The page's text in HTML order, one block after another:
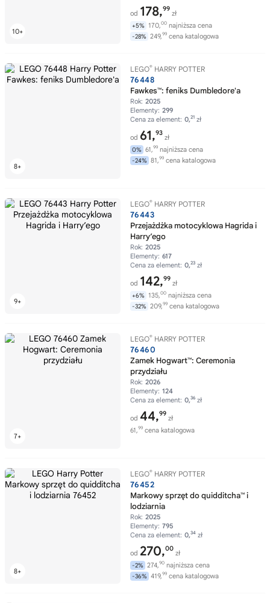
od 178,99
zł
+5% 170,00 najniższa cena
-28% 249,99 cena katalogowa
LEGO® HARRY POTTER
76448
Fawkes™: feniks Dumbledore'a
Rok: 2025
Elementy: 299
Cena za element: 0,21 zł
od 61,93
zł
0% 61,99 najniższa cena
-24% 81,99 cena katalogowa
LEGO® HARRY POTTER
76443
Przejażdżka motocyklowa Hagrida i
Harry’ego
Rok: 2025
Elementy: 617
Cena za element: 0,23 zł
od 142,99
zł
+6% 135,00 najniższa cena
-32% 209,99 cena katalogowa
LEGO® HARRY POTTER
76460
Zamek Hogwart™: Ceremonia
przydziału
Rok: 2026
Elementy: 124
Cena za element: 0,36 zł
od 44,99
zł
61,99 cena katalogowa
LEGO® HARRY POTTER
76452
Markowy sprzęt do quidditcha™ i
lodziarnia
Rok: 2025
Elementy: 795
Cena za element: 0,34 zł
od 270,00
zł
-2% 274,90 najniższa cena
-36% 419,99 cena katalogowa